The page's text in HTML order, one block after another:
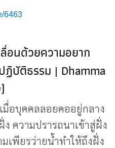
6463
อนด้วยความอยาก
ฏิบัติธรรม | Dhamma
อบุคคลลอยคออยู่กลาง
ความปรารถนาเข้าสู่ฝั่ง
เพียรว่ายน้ำทำให้ถึงฝั่ง